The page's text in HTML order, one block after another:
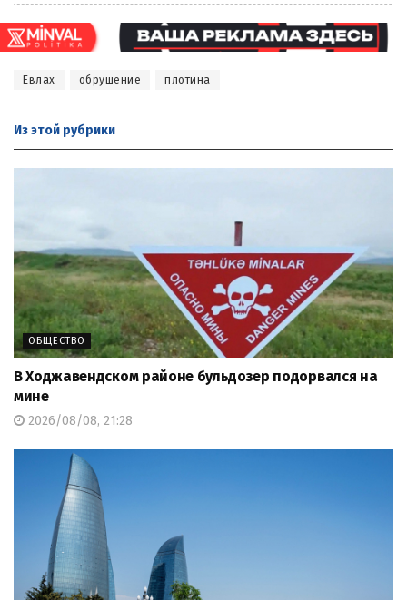
Евлах обрушение плотина
Из этой рубрики
ОБЩЕСТВО
В Ходжавендском районе бульдозер подорвался на
мине
2026/08/08, 21:28